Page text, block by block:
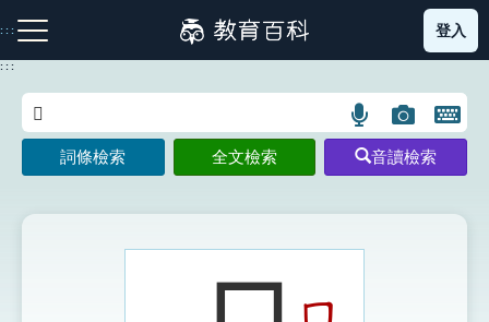
到
主
:::
注音索引圖示 筆畫索引圖示 部首索引表圖示
登入
:::
語
言
搜
示
圖
片
搜
開
鍵
圖
詞條檢索 全文檢索 音讀檢索